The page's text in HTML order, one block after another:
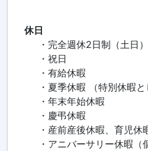
休日
・完全週休2日制（土日）
・祝日
・有給休暇
・夏季休暇 （特別休暇と
・年末年始休暇
・慶弔休暇
・産前産後休暇、育児休
・アニバーサリー休暇